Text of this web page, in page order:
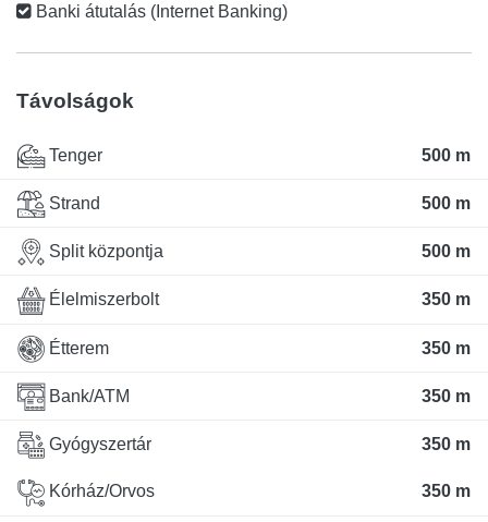
Banki átutalás (Internet Banking)
Távolságok
Tenger 500 m
Strand 500 m
Split központja 500 m
Élelmiszerbolt 350 m
Étterem 350 m
Bank/ATM 350 m
Gyógyszertár 350 m
Kórház/Orvos 350 m